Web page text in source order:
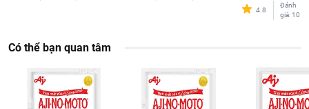
4.8
Đánh
giá: 10
Có thể bạn quan tâm